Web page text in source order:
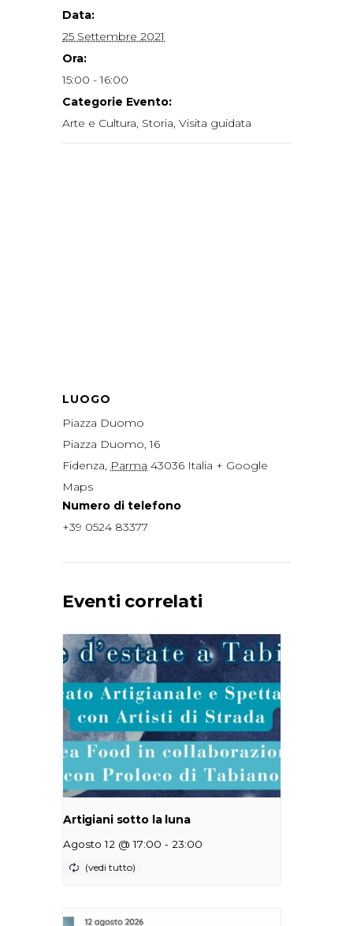
Data:
25 Settembre 2021
Ora:
15:00 - 16:00
Categorie Evento:
Arte e Cultura Storia Visita guidata
LUOGO
Piazza Duomo
Piazza Duomo, 16
Fidenza Parma 43036 Italia + Google
Maps
Numero di telefono
+39 0524 83377
Eventi correlati
Artigiani sotto la luna
Agosto 12 @ 17:00 - 23:00